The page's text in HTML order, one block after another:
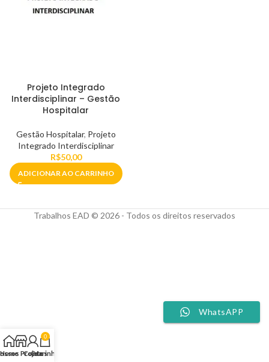
Projeto Integrado
Interdisciplinar – Gestão
Hospitalar
Gestão Hospitalar, Projeto
Integrado Interdisciplinar
R$50,00
ADICIONAR AO CARRINHO
Trabalhos EAD © 2026 - Todos os direitos reservados
Home Projetos
Conta
0
Carrinho
WhatsAPP